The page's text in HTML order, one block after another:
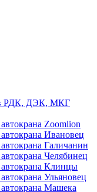
РДК, ДЭК, МКГ
Zoomlion
Ивановец
Галичанин
Челябинец
Клинцы
Ульяновец
Машека